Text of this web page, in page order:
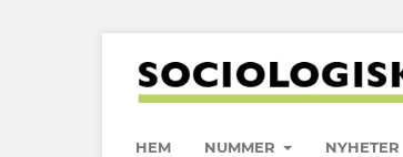
HEM NUMMER NYHETER